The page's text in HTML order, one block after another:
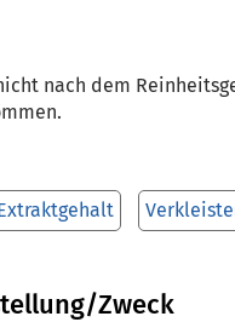
nach dem
Zweck